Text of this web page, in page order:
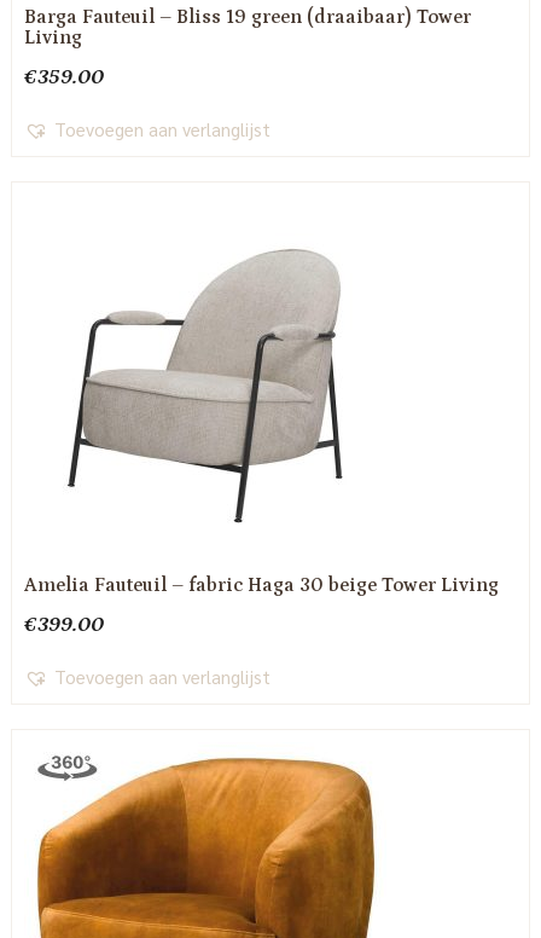
Barga Fauteuil – Bliss 19 green (draaibaar) Tower
Living
€359.00
Toevoegen aan verlanglijst
Amelia Fauteuil – fabric Haga 30 beige Tower Living
€399.00
Toevoegen aan verlanglijst